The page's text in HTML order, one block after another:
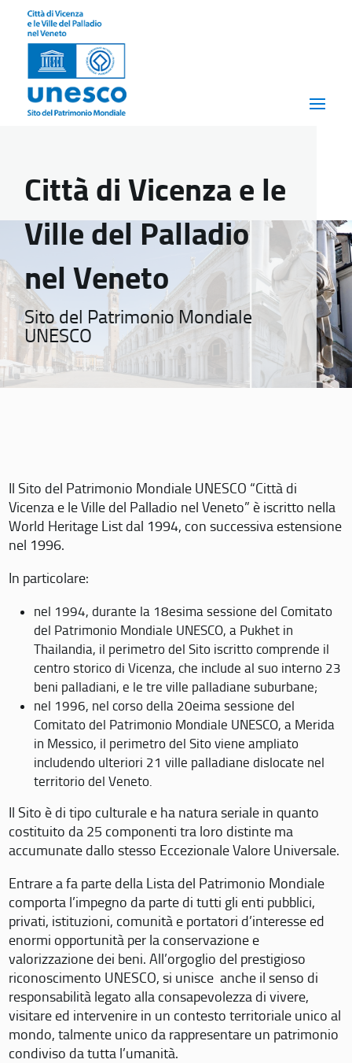
Città di Vicenza e le
Ville del Palladio
nel Veneto
Sito del Patrimonio Mondiale
UNESCO
Il Sito del Patrimonio Mondiale UNESCO “Città di
Vicenza e le Ville del Palladio nel Veneto” è iscritto nella
World Heritage List dal 1994, con successiva estensione
nel 1996.
In particolare:
nel 1994, durante la 18esima sessione del Comitato
del Patrimonio Mondiale UNESCO, a Pukhet in
Thailandia, il perimetro del Sito iscritto comprende il
centro storico di Vicenza, che include al suo interno 23
beni palladiani, e le tre ville palladiane suburbane;
nel 1996, nel corso della 20eima sessione del
Comitato del Patrimonio Mondiale UNESCO, a Merida
in Messico, il perimetro del Sito viene ampliato
includendo ulteriori 21 ville palladiane dislocate nel
territorio del Veneto.
Il Sito è di tipo culturale e ha natura seriale in quanto
costituito da 25 componenti tra loro distinte ma
accumunate dallo stesso Eccezionale Valore Universale.
Entrare a fa parte della Lista del Patrimonio Mondiale
comporta l’impegno da parte di tutti gli enti pubblici,
privati, istituzioni, comunità e portatori d’interesse ed
enormi opportunità per la conservazione e
valorizzazione dei beni. All’orgoglio del prestigioso
riconoscimento UNESCO, si unisce anche il senso di
responsabilità legato alla consapevolezza di vivere,
visitare ed intervenire in un contesto territoriale unico al
mondo, talmente unico da rappresentare un patrimonio
condiviso da tutta l’umanità.